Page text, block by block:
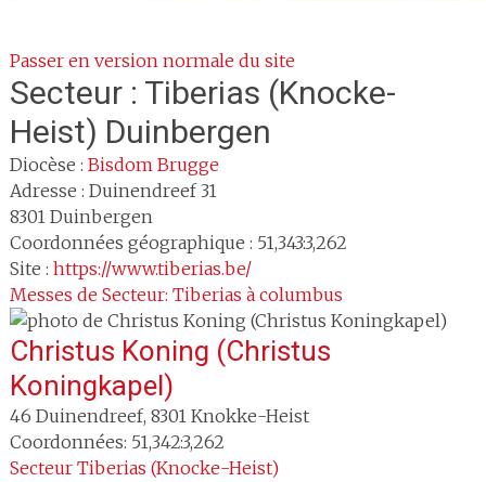
Passer en version normale du site
Secteur : Tiberias (Knocke-
Heist) Duinbergen
Diocèse : Bisdom Brugge
Adresse : Duinendreef 31
8301 Duinbergen
Coordonnées géographique : 51,343:3,262
Site : https://www.tiberias.be/
Messes de Secteur: Tiberias à columbus
Christus Koning (Christus
Koningkapel)
46 Duinendreef, 8301 Knokke-Heist
Coordonnées: 51,342:3,262
Secteur Tiberias (Knocke-Heist)